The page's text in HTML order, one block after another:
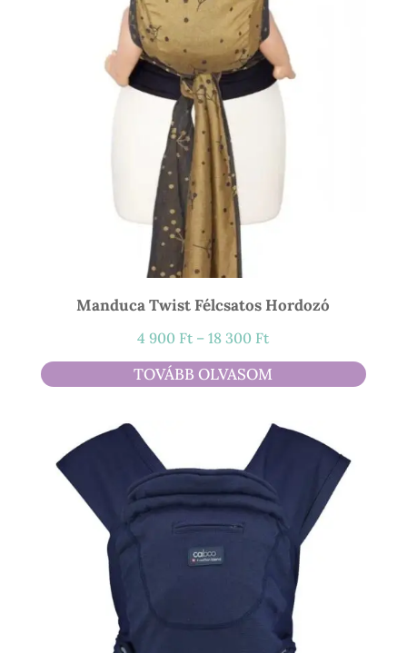
Manduca Twist Félcsatos Hordozó
4 900 Ft – 18 300 FtÁrtartomány:
4
900 Ft
TOVÁBB OLVASOM